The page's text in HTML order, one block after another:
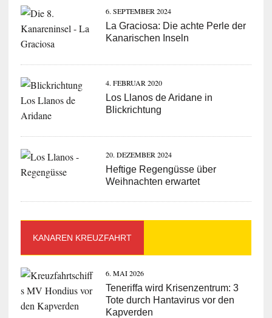
6. SEPTEMBER 2024
La Graciosa: Die achte Perle der
Kanarischen Inseln
4. FEBRUAR 2020
Los Llanos de Aridane in
Blickrichtung
20. DEZEMBER 2024
Heftige Regengüsse über
Weihnachten erwartet
KANAREN KREUZFAHRT
6. MAI 2026
Teneriffa wird Krisenzentrum: 3
Tote durch Hantavirus vor den
Kapverden